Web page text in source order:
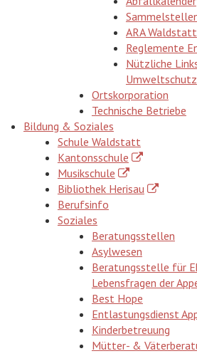
ARA Waldstatt
Reglemente
Nützliche
Umweltschutz
Ortskorporation
Technische Betriebe
Bildung & Soziales
Schule Waldstatt
Kantonsschule
Musikschule
Bibliothek Herisau
Berufsinfo
Soziales
Beratungsstellen
Asylwesen
Beratungsstelle für
Lebensfragen der
Best Hope
Entlastungsdienst
Kinderbetreuung
Mütter- &